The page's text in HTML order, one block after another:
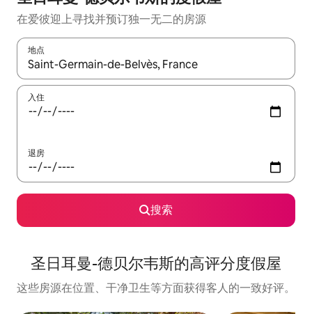
在爱彼迎上寻找并预订独一无二的房源
地点
如有搜索结果，请使用上下方向键查看，或通过点击或滑动手势
入住
退房
搜索
圣日耳曼-德贝尔韦斯的高评分度假屋
这些房源在位置、干净卫生等方面获得客人的一致好评。